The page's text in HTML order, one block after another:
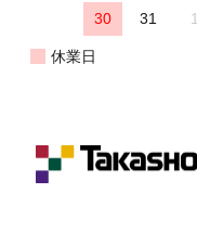
30 31 1
休業日